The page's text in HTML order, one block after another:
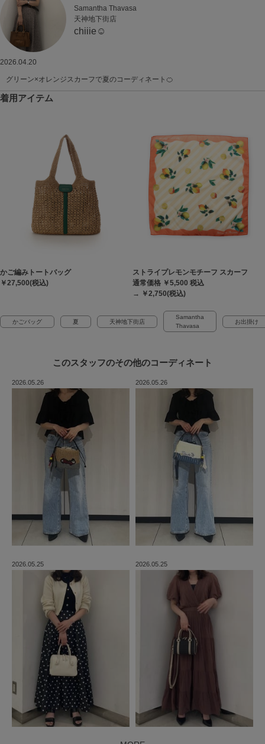
Samantha Thavasa
天神地下街店
chiiie☺︎
2026.04.20
グリーン×オレンジスカーフで夏のコーディネート🍊
着用アイテム
かご編みトートバッグ
￥27,500(税込)
ストライプレモンモチーフ スカーフ
通常価格 ￥5,500 税込
→ ￥2,750(税込)
かごバッグ 夏 天神地下街店
Samantha
Thavasa
お出掛け
このスタッフのその他のコーディネート
2026.05.26 2026.05.26
2026.05.25 2026.05.25